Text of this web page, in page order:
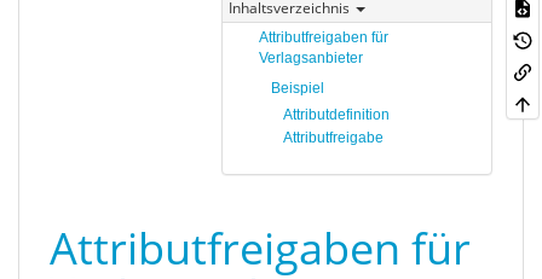
Inhaltsverzeichnis
Attributfreigaben für
Verlagsanbieter
Beispiel
Attributdefinition
Attributfreigabe
Attributfreigaben für